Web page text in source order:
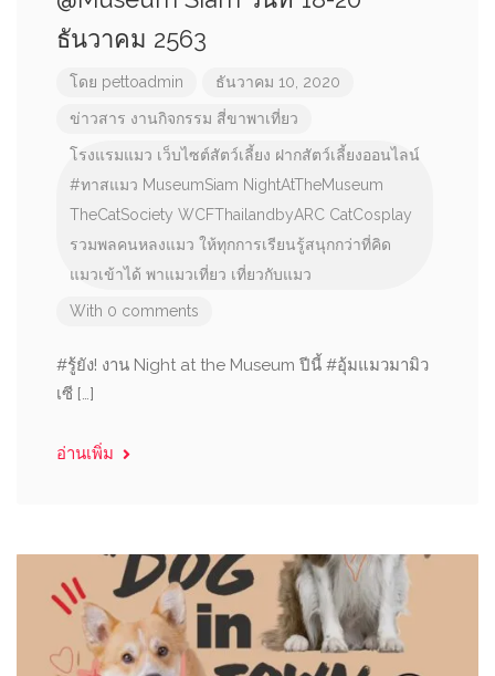
ธันวาคม 2563
โดย pettoadmin ธันวาคม 10, 2020
ข่าวสาร งานกิจกรรม สี่ขาพาเที่ยว
โรงแรมแมว เว็บไซต์สัตว์เลี้ยง ฝากสัตว์เลี้ยงออนไลน์
#ทาสแมว MuseumSiam NightAtTheMuseum
TheCatSociety WCFThailandbyARC CatCosplay
รวมพลคนหลงแมว ให้ทุกการเรียนรู้สนุกกว่าที่คิด
แมวเข้าได้ พาแมวเที่ยว เที่ยวกับแมว
With 0 comments
#รู้ยัง! งาน Night at the Museum ปีนี้ #อุ้มแมวมามิว
เซี […]
อ่านเพิ่ม